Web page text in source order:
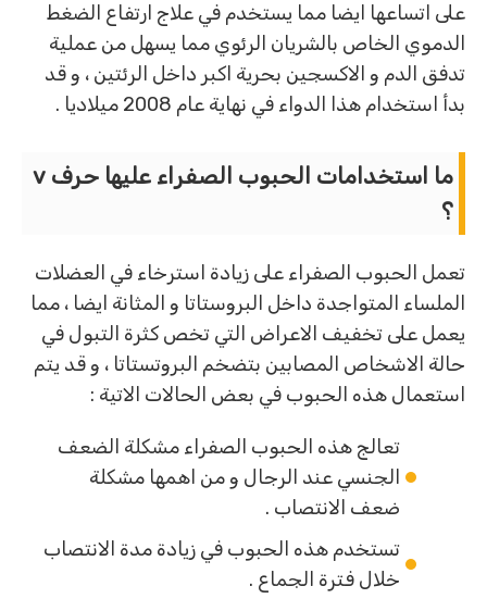
على اتساعها ايضا مما يستخدم في علاج ارتفاع الضغط
الدموي الخاص بالشريان الرئوي مما يسهل من عملية
تدفق الدم و الاكسجين بحرية اكبر داخل الرئتين ، و قد
بدأ استخدام هذا الدواء في نهاية عام 2008 ميلاديا .
ما استخدامات الحبوب الصفراء عليها حرف v
؟
تعمل الحبوب الصفراء على زيادة استرخاء في العضلات
الملساء المتواجدة داخل البروستاتا و المثانة ايضا ، مما
يعمل على تخفيف الاعراض التي تخص كثرة التبول في
حالة الاشخاص المصابين بتضخم البروتستاتا ، و قد يتم
استعمال هذه الحبوب في بعض الحالات الاتية :
تعالج هذه الحبوب الصفراء مشكلة الضعف
الجنسي عند الرجال و من اهمها مشكلة
ضعف الانتصاب .
تستخدم هذه الحبوب في زيادة مدة الانتصاب
خلال فترة الجماع .